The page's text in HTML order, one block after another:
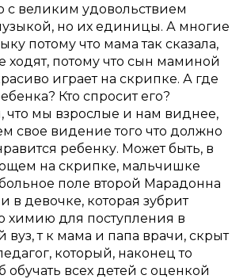
с великим удовольствием
но их единицы. А многие
потому что мама так сказала,
ходят, потому что сын маминой
играет на скрипке. А где
Кто спросит его?
что мы взрослые и нам виднее,
свое видение того что должно
ребенку. Может быть, в
на скрипке, мальчишке
поле второй Марадонна
в девочке, которая зубрит
химию для поступления в
т к мама и папа врачи, скрыт
который, наконец то
обучать всех детей с оценкой